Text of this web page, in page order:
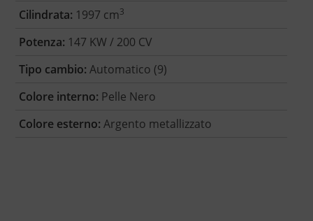
Cilindrata: 1997 cm3
Potenza: 147 KW / 200 CV
Tipo cambio: Automatico (9)
Colore interno: Pelle Nero
Colore esterno: Argento metallizzato